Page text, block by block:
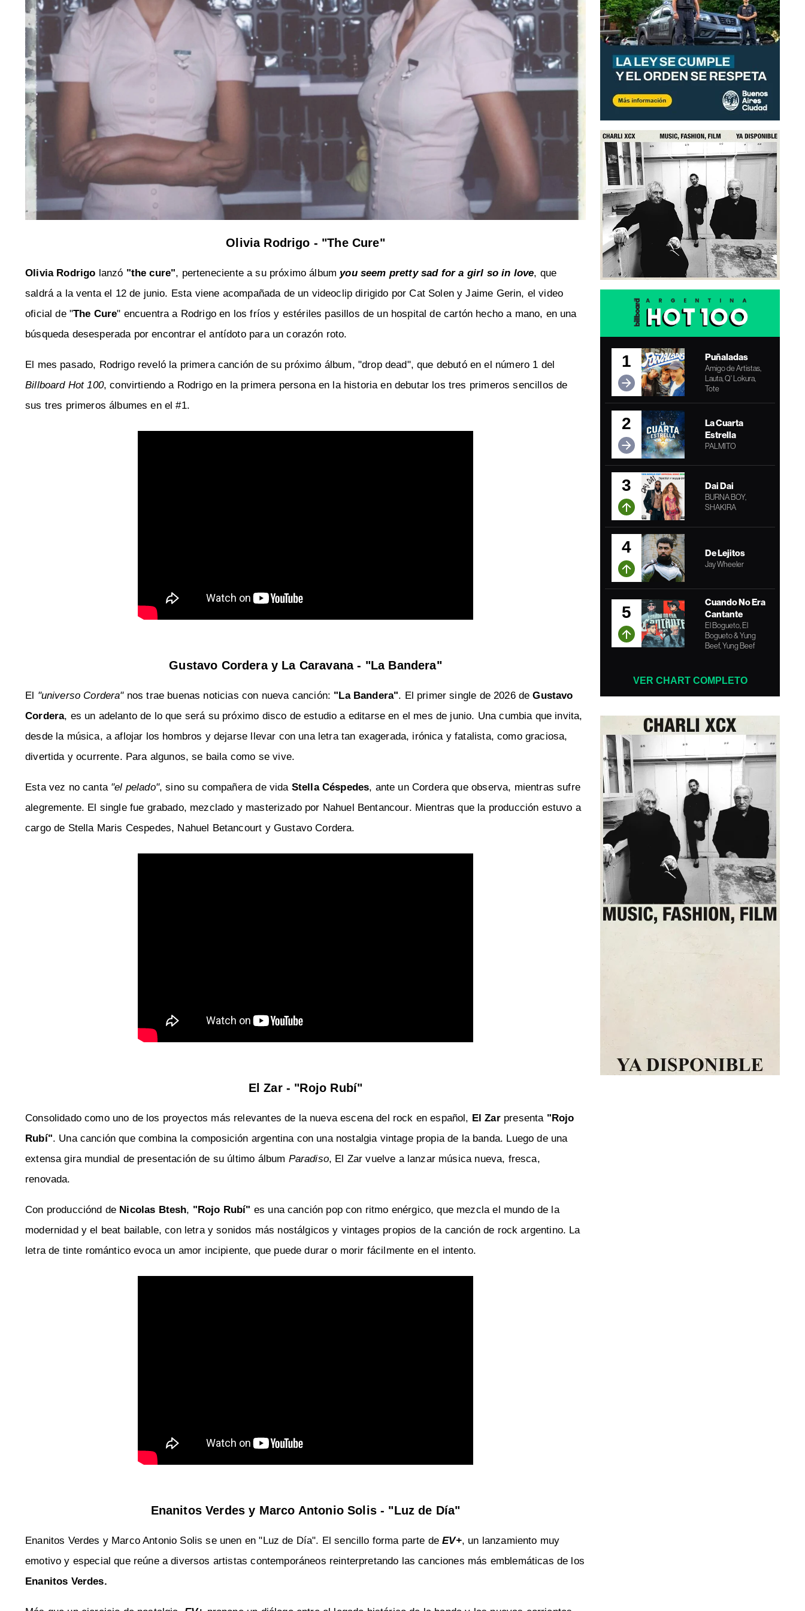
Olivia Rodrigo - "The Cure"
Olivia Rodrigo lanzó "the cure", perteneciente a su próximo álbum you seem pretty sad for a girl so in love, que
saldrá a la venta el 12 de junio. Esta viene acompañada de un videoclip dirigido por Cat Solen y Jaime Gerin, el video
oficial de "The Cure" encuentra a Rodrigo en los fríos y estériles pasillos de un hospital de cartón hecho a mano, en una
búsqueda desesperada por encontrar el antídoto para un corazón roto.
El mes pasado, Rodrigo reveló la primera canción de su próximo álbum, "drop dead", que debutó en el número 1 del
Billboard Hot 100, convirtiendo a Rodrigo en la primera persona en la historia en debutar los tres primeros sencillos de
sus tres primeros álbumes en el #1.
Gustavo Cordera y La Caravana - "La Bandera"
El "universo Cordera"nos trae buenas noticias con nueva canción: "La Bandera". El primer single de 2026 deGustavo
Cordera, es un adelanto de lo que será su próximo disco de estudio a editarse en el mes de junio. Una cumbia que invita,
desde la música, a aflojar los hombros y dejarse llevar con una letra tan exagerada, irónica y fatalista, como graciosa,
divertida y ocurrente. Para algunos, se baila como se vive.
Esta vez no canta "el pelado", sino su compañera de vidaStella Céspedes, ante un Cordera que observa, mientras sufre
alegremente. El single fue grabado, mezclado y masterizado por Nahuel Bentancour. Mientras que la producción estuvo a
cargo de Stella Maris Cespedes, Nahuel Betancourt y Gustavo Cordera.
El Zar - "Rojo Rubí"
Consolidado como uno de los proyectos más relevantes de la nueva escena del rock en español, El Zar presenta "Rojo
Rubí". Una canción que combina la composición argentina con una nostalgia vintage propia de la banda. Luego de una
extensa gira mundial de presentación de su último álbum Paradiso, El Zar vuelve a lanzar música nueva, fresca,
renovada.
Con producciónd de Nicolas Btesh, "Rojo Rubí" es una canción pop con ritmo enérgico, que mezcla el mundo de la
modernidad y el beat bailable, con letra y sonidos más nostálgicos y vintages propios de la canción de rock argentino. La
letra de tinte romántico evoca un amor incipiente, que puede durar o morir fácilmente en el intento.
Enanitos Verdes y Marco Antonio Solis - "Luz de Día"
Enanitos Verdes y Marco Antonio Solis se unen en "Luz de Día". El sencillo forma parte deEV+, un lanzamiento muy
emotivo y especial que reúne a diversos artistas contemporáneos reinterpretando las canciones más emblemáticas de los
Enanitos Verdes.
1 Puñaladas
Amigo de Artistas,
Lauta, Q' Lokura,
Tote
2
La Cuarta
Estrella
PALMITO
3 Dai Dai
BURNA BOY,
SHAKIRA
4 De Lejitos
Jay Wheeler
5
Cuando No Era
Cantante
El Bogueto, El
Bogueto & Yung
Beef, Yung Beef
VER CHART COMPLETO